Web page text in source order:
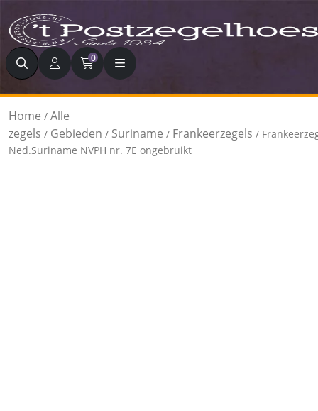
Zoeken 0
Home / Alle
zegels / Gebieden / Suriname / Frankeerzegels /
Ned.Suriname NVPH nr. 7E ongebruikt